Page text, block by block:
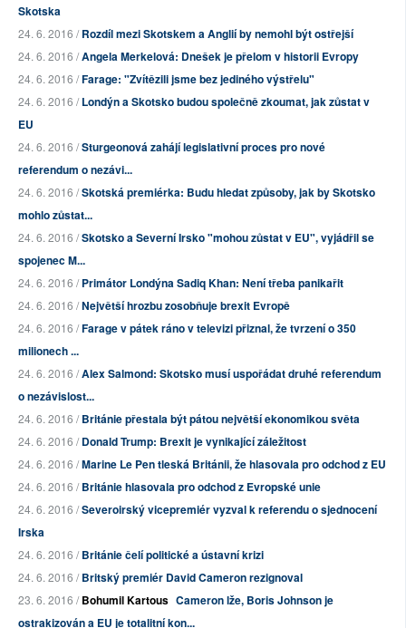
Skotska
24. 6. 2016 /Rozdíl mezi Skotskem a Anglií by nemohl být ostřejší
24. 6. 2016 /Angela Merkelová: Dnešek je přelom v historii Evropy
24. 6. 2016 /Farage: "Zvítězili jsme bez jediného výstřelu"
24. 6. 2016 /Londýn a Skotsko budou společně zkoumat, jak zůstat v
EU
24. 6. 2016 /Sturgeonová zahájí legislativní proces pro nové
referendum o nezávi...
24. 6. 2016 /Skotská premiérka: Budu hledat způsoby, jak by Skotsko
mohlo zůstat...
24. 6. 2016 /Skotsko a Severní Irsko "mohou zůstat v EU", vyjádřil se
spojenec M...
24. 6. 2016 /Primátor Londýna Sadiq Khan: Není třeba panikařit
24. 6. 2016 /Největší hrozbu zosobňuje brexit Evropě
24. 6. 2016 /Farage v pátek ráno v televizi přiznal, že tvrzení o 350
milionech ...
24. 6. 2016 /Alex Salmond: Skotsko musí uspořádat druhé referendum
o nezávislost...
24. 6. 2016 /Británie přestala být pátou největší ekonomikou světa
24. 6. 2016 /Donald Trump: Brexit je vynikající záležitost
24. 6. 2016 /Marine Le Pen tleská Británii, že hlasovala pro odchod z EU
24. 6. 2016 /Británie hlasovala pro odchod z Evropské unie
24. 6. 2016 /Severoirský vicepremiér vyzval k referendu o sjednocení
Irska
24. 6. 2016 /Británie čelí politické a ústavní krizi
24. 6. 2016 /Britský premiér David Cameron rezignoval
23. 6. 2016 /Bohumil Kartous Cameron lže, Boris Johnson je
ostrakizován a EU jetotalitní kon...